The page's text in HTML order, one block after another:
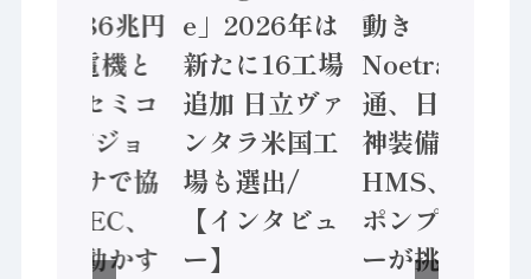
価値額86兆円
/ 三菱電機と
ソニーセミコ
ン AIビジョ
ンセンサで協
業 / IDEC、
安全に動かす
e」2026年は
新たに16工場
追加 日立ヴァ
ンタラ米国工
場も選出/
【インタビュ
ー】
動き
Noetra、富士
通、日立 / 兵
神装備 ×
HMS、老舗
ポンプメーカ
ーが挑むデー